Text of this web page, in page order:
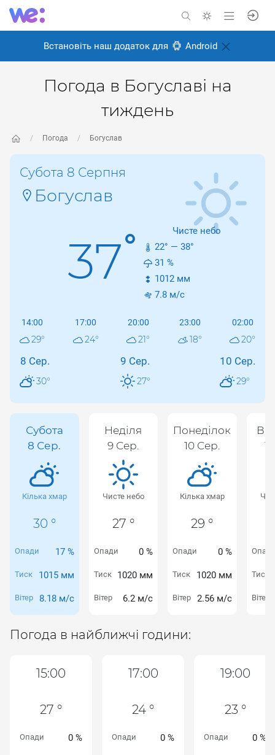
Встановіть наш додаток для Android
Погода в Богуславі на
тиждень
Погода Богуслав
Субота 8 Серпня
Богуслав
37°
Чисте небо
22° — 38°
31 %
1012 мм
7.8 м/с
14:00
29°
17:00
24°
20:00
21°
23:00
18°
02:00
20°
8 Сер.
30°
9 Сер.
27°
10 Сер.
29°
Субота
8 Сер.
Кілька хмар
30 °
Опади 17 %
Тиск 1015 мм
Вітер 8.18 м/с
Неділя
9 Сер.
Чисте небо
27 °
Опади 0 %
Тиск 1020 мм
Вітер 6.2 м/с
Понеділок
10 Сер.
Кілька хмар
29 °
Опади 0 %
Тиск 1020 мм
Вітер 2.56 м/с
Тиск
Вітер
Погода в найближчі години:
15:00
27 °
Опади 0 %
17:00
24 °
Опади 0 %
19:00
23 °
Опади 0 %